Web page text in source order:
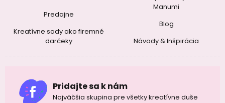
Predajne
Kreatívne sady ako firemné
darčeky
Manumi
Blog
Návody & Inšpirácia
Pridajte sa k nám
Najväčšia skupina pre všetky kreatívne duše